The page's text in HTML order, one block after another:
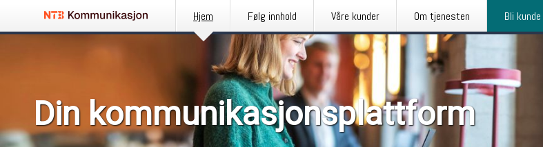
Hjem Følg innhold Våre kunder Om tjenesten Bli kunde
Din kommunikasjonsplattform